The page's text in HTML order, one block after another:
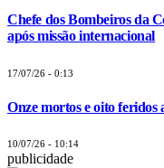
Chefe dos Bombeiros da
após missão internacional
17/07/26 - 0:13
Onze mortos e oito
10/07/26 - 10:14
publicidade